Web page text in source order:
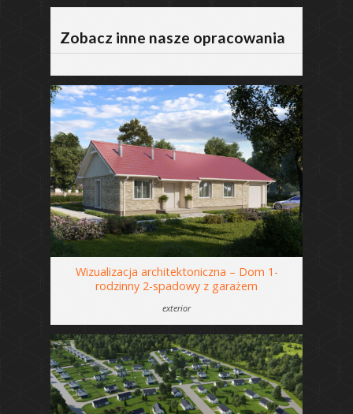
Zobacz inne nasze opracowania
Wizualizacja architektoniczna – Dom 1-
rodzinny 2-spadowy z garażem
exterior